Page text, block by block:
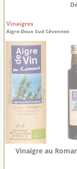
Vinaigres
Aigre-Doux Sud Cévennes
Vinaigre au